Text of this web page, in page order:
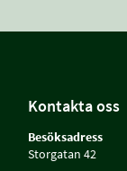
Kontakta oss
Besöksadress
Storgatan 42